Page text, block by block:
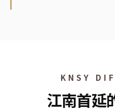
KNSY
江南首延